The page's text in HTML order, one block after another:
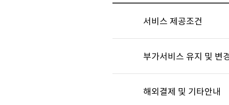
서비스 제공조건
부가서비스 유지 및 변
해외결제 및 기타안내